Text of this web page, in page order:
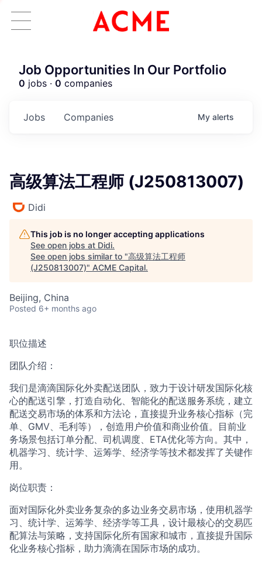
ACME Homepage
Job Opportunities In Our Portfolio
0 jobs · 0 companies
Jobs Companies My alerts
高级算法工程师 (J250813007)
Didi
This job is no longer accepting applications
See open jobs at Didi.
See open jobs similar to "高级算法工程师
(J250813007)" ACME Capital.
Beijing, China
Posted 6+ months ago
职位描述
团队介绍：
我们是滴滴国际化外卖配送团队，致力于设计研发国际化核
心的配送引擎，打造自动化、智能化的配送服务系统，建立
配送交易市场的体系和方法论，直接提升业务核心指标（完
单、GMV、毛利等），创造用户价值和商业价值。目前业
务场景包括订单分配、司机调度、ETA优化等方向。其中，
机器学习、统计学、运筹学、经济学等技术都发挥了关键作
用。
岗位职责：
面对国际化外卖业务复杂的多边业务交易市场，使用机器学
习、统计学、运筹学、经济学等工具，设计最核心的交易匹
配算法与策略，支持国际化所有国家和城市，直接提升国际
化业务核心指标，助力滴滴在国际市场的成功。